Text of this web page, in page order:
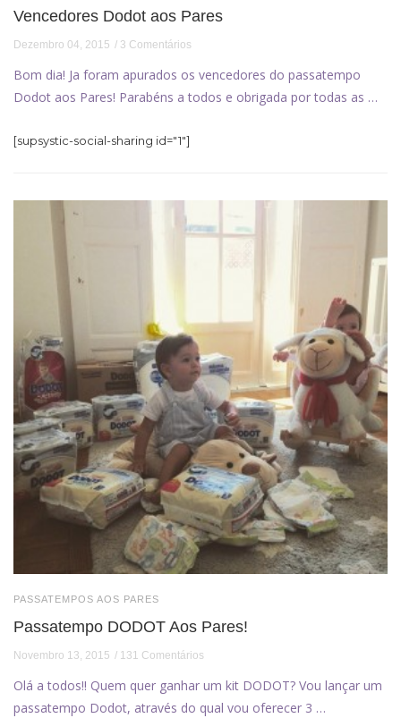
Vencedores Dodot aos Pares
Dezembro 04, 2015 3 Comentários
Bom dia! Ja foram apurados os vencedores do passatempo
Dodot aos Pares! Parabéns a todos e obrigada por todas as …
[supsystic-social-sharing id="1"]
PASSATEMPOS AOS PARES
Passatempo DODOT Aos Pares!
Novembro 13, 2015 131 Comentários
Olá a todos!! Quem quer ganhar um kit DODOT? Vou lançar um
passatempo Dodot, através do qual vou oferecer 3 …